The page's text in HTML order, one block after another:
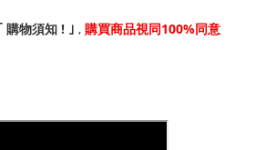
購物須知 ! ｣ , 購買商品視同 100% 同意